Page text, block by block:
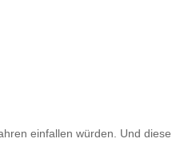
einfallen würden. Und